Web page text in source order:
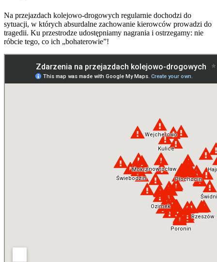
Na przejazdach kolejowo-drogowych regularnie dochodzi do
sytuacji, w których absurdalne zachowanie kierowców prowadzi do
tragedii. Ku przestrodze udostępniamy nagrania i ostrzegamy: nie
róbcie tego, co ich „bohaterowie”!